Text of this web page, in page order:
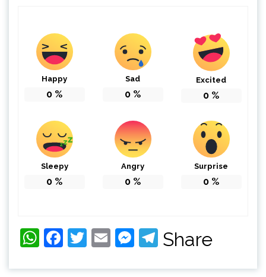
Happy
0 %
Sad
0 %
Excited
0 %
Sleepy
0 %
Angry
0 %
Surprise
0 %
WhatsApp
Facebook
Twitter
EmailMessenger
Telegram
Share